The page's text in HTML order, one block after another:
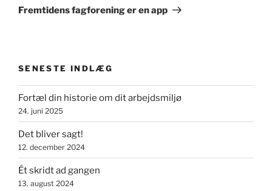
indlæg
Fremtidens fagforening er en app
SENESTE INDLÆG
Fortæl din historie om dit arbejdsmiljø
24. juni 2025
Det bliver sagt!
12. december 2024
Ét skridt ad gangen
13. august 2024